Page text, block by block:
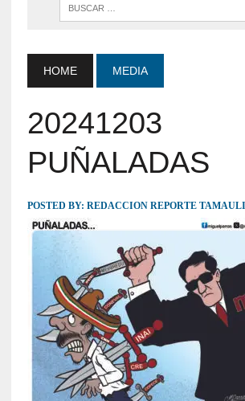
HOME MEDIA
20241203
PUÑALADAS
POSTED BY: REDACCION REPORTE